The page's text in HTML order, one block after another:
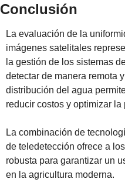
Conclusión
La evaluación de la
imágenes satelitales
la gestión de los sistemas
detectar de manera remota
distribución del agua
reducir costos y optimizar la
La combinación de
de teledetección ofrece a
robusta para garantizar un
en la agricultura moderna.